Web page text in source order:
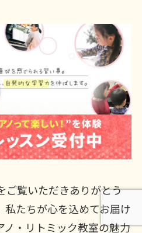
ご覧いただきありがとう
私たちが心を込めてお届け
・リトミック教室の魅力